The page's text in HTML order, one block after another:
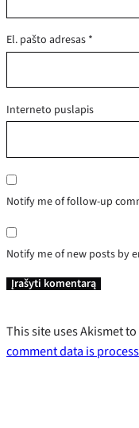
El. pašto adresas *
Interneto puslapis
Notify me of follow-up
Notify me of new posts by
This site uses Akismet
comment data is